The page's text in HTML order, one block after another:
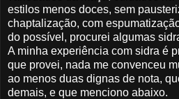
estilos menos doces, sem
chaptalização, com
do possível, procurei algumas
A minha experiência com sidra é
que provei, nada me convenceu
ao menos duas dignas de nota,
demais, e que menciono abaixo.